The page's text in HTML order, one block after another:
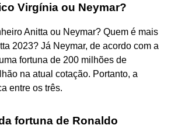
Virgínia ou Neymar?
Anitta ou Neymar? Quem é mais
2023? Já Neymar, de acordo com a
fortuna de 200 milhões de
na atual cotação. Portanto, a
entre os três.
fortuna de Ronaldo